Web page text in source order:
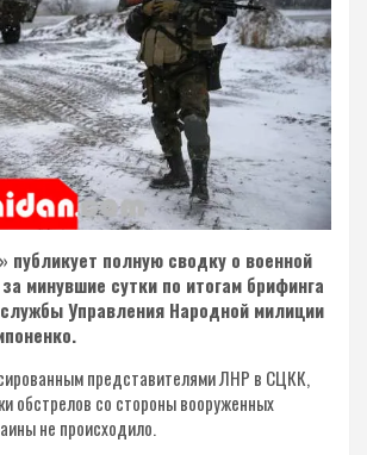
публикует полную сводку о военной
минувшие сутки по итогам брифинга
Управления Народной милиции
представителями ЛНР в СЦКК,
обстрелов со стороны вооруженных
не происходило.